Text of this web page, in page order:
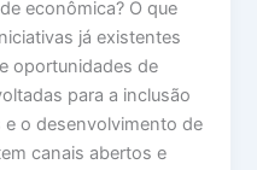
econômica? O que
já existentes
oportunidades de
para a inclusão
o desenvolvimento de
canais abertos e